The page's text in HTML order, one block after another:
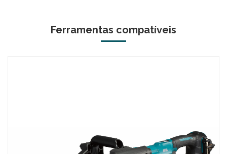
Ferramentas compatíveis